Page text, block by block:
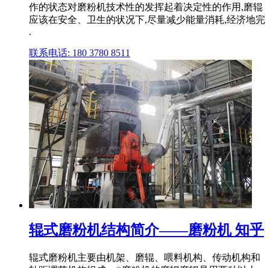
作的状态对磨粉机技术性的发挥起着决定性的作用,磨辊
应该在安全、卫生的状况下,尽量减少能量消耗,经济地完
.
联系电话: 180 3780 8511
辊式磨粉机结构简介——磨粉机 知乎
辊式磨粉机主要由机架、磨辊、喂料机构、传动机构和